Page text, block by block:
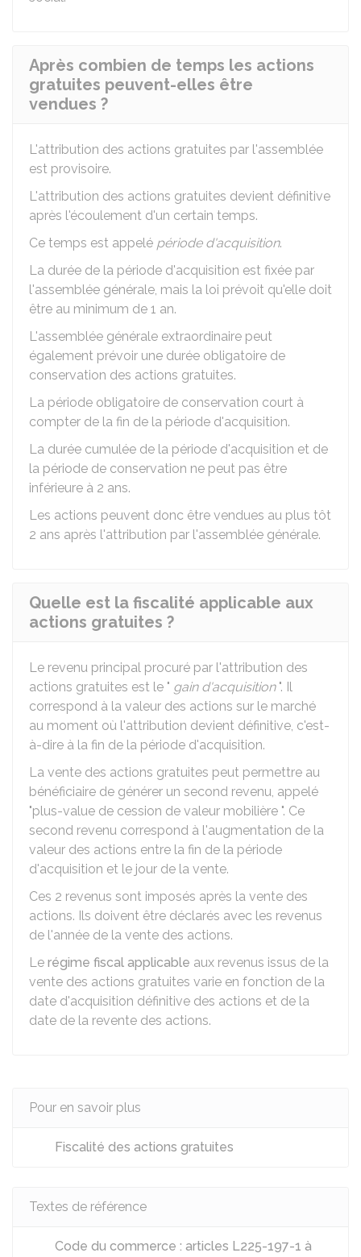
Après combien de temps les actions
gratuites peuvent-elles être
vendues ?
L'attribution des actions gratuites par l'assemblée
est provisoire.
L'attribution des actions gratuites devient définitive
après l'écoulement d'un certain temps.
Ce temps est appelé période d'acquisition.
La durée de la période d'acquisition est fixée par
l'assemblée générale, mais la loi prévoit qu'elle doit
être au minimum de 1 an.
L'assemblée générale extraordinaire peut
également prévoir une durée obligatoire de
conservation des actions gratuites.
La période obligatoire de conservation court à
compter de la fin de la période d'acquisition.
La durée cumulée de la période d'acquisition et de
la période de conservation ne peut pas être
inférieure à 2 ans.
Les actions peuvent donc être vendues au plus tôt
2 ans après l'attribution par l'assemblée générale.
Quelle est la fiscalité applicable aux
actions gratuites ?
Le revenu principal procuré par l'attribution des
actions gratuites est le " gain d'acquisition". Il
correspond à la valeur des actions sur le marché
au moment où l'attribution devient définitive, c'est-
à-dire à la fin de la période d'acquisition.
La vente des actions gratuites peut permettre au
bénéficiaire de générer un second revenu, appelé
"plus-value de cession de valeur mobilière ". Ce
second revenu correspond à l'augmentation de la
valeur des actions entre la fin de la période
d'acquisition et le jour de la vente.
Ces 2 revenus sont imposés après la vente des
actions. Ils doivent être déclarés avec les revenus
de l'année de la vente des actions.
Le régime fiscal applicable aux revenus issus de la
vente des actions gratuites varie en fonction de la
date d'acquisition définitive des actions et de la
date de la revente des actions.
Pour en savoir plus
Fiscalité des actions gratuites
Textes de référence
Code du commerce : articles L225-197-1 à